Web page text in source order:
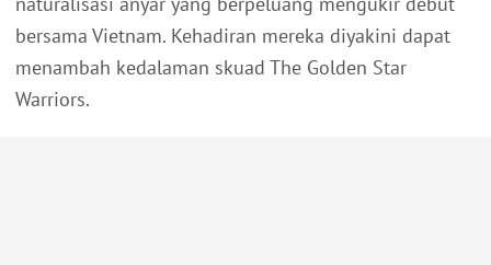
bersama Vietnam. Kehadiran mereka diyakini dapat
menambah kedalaman skuad The Golden Star
Warriors.